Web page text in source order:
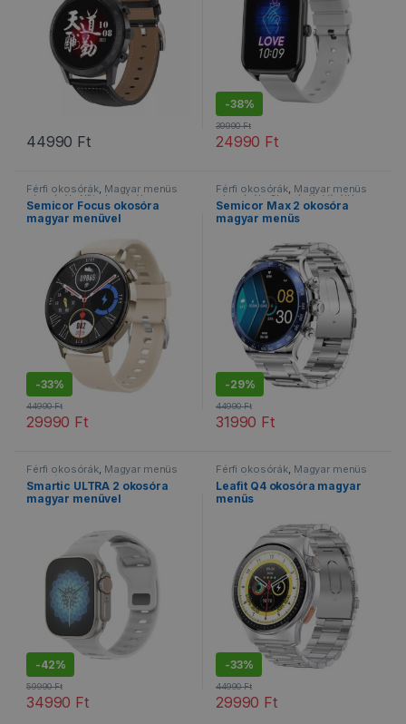
44990 Ft
Ennek a terméknek több variációja van. A változatok a
-38%
24990 Ft
39990Ft
Ennek a terméknek több
Férfi okosórák, Magyar menüs
okosórák ,Női okosórák
Okosórák ,Sportos okosórák
Vízálló okosórák
Semicor Focus okosóra
magyar menüvel
-33%
29990 Ft
44990Ft
Ennek a terméknek több variációja van. A változatok a
Férfi okosórák, Magyar menüs
okosórák ,Okosórák ,Vízálló
okosórák
Semicor Max 2 okosóra
magyar menüs
-29%
31990 Ft
44990Ft
Ennek a terméknek több
Férfi okosórák, Magyar menüs
okosórák ,Okosórák , Sportos
okosórák ,Vízálló okosórák
Smartic ULTRA 2 okosóra
magyar menüvel
-42%
34990 Ft
59990Ft
Ennek a terméknek több variációja van. A változatok a
Férfi okosórák, Magyar menüs
okosórák, Okosórák
okosórák, Vízálló okosórák
Leafit Q4 okosóra magyar
menüs
-33%
29990 Ft
44990Ft
Ennek a terméknek több